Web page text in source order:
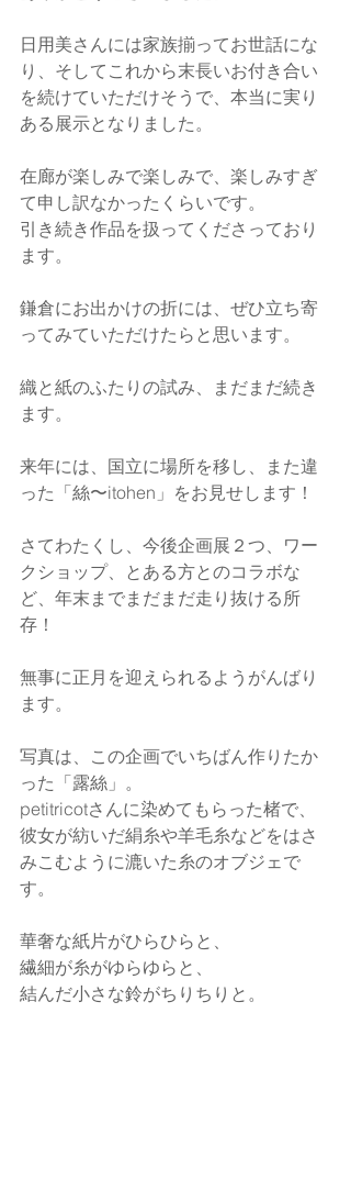
日用美さんには家族揃ってお世話にな
り、そしてこれから末長いお付き合い
を続けていただけそうで、本当に実り
ある展示となりました。
在廊が楽しみで楽しみで、楽しみすぎ
て申し訳なかったくらいです。
引き続き作品を扱ってくださっており
ます。
鎌倉にお出かけの折には、ぜひ立ち寄
ってみていただけたらと思います。
織と紙のふたりの試み、まだまだ続き
ます。
来年には、国立に場所を移し、また違
った「絲〜itohen」をお見せします！
さてわたくし、今後企画展２つ、ワー
クショップ、とある方とのコラボな
ど、年末までまだまだ走り抜ける所
存！
無事に正月を迎えられるようがんばり
ます。
写真は、この企画でいちばん作りたか
った「露絲」。
petitricotさんに染めてもらった楮で、
彼女が紡いだ絹糸や羊毛糸などをはさ
みこむように漉いた糸のオブジェで
す。
華奢な紙片がひらひらと、
繊細が糸がゆらゆらと、
結んだ小さな鈴がちりちりと。